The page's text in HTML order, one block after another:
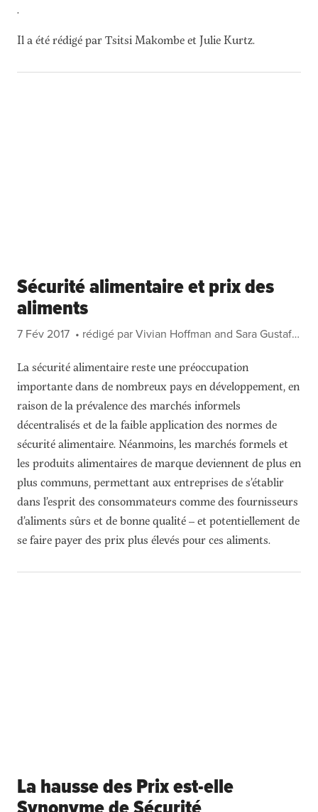
.
Il a été rédigé par Tsitsi Makombe et Julie Kurtz.
Sécurité alimentaire et prix des
aliments
7 Fév 2017 • rédigé par Vivian Hoffman and Sara Gustafson, IFPRI
La sécurité alimentaire reste une préoccupation
importante dans de nombreux pays en développement, en
raison de la prévalence des marchés informels
décentralisés et de la faible application des normes de
sécurité alimentaire. Néanmoins, les marchés formels et
les produits alimentaires de marque deviennent de plus en
plus communs, permettant aux entreprises de s’établir
dans l’esprit des consommateurs comme des fournisseurs
d’aliments sûrs et de bonne qualité – et potentiellement de
se faire payer des prix plus élevés pour ces aliments.
La hausse des Prix est-elle